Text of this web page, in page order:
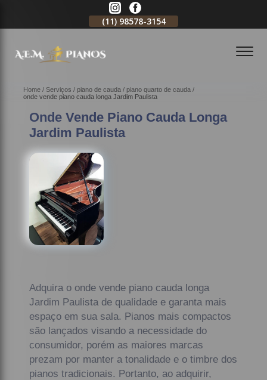
(11) 98578-3154
Home Serviços piano de cauda
piano quarto de cauda
onde vende piano cauda longa Jardim Paulista
Onde Vende Piano Cauda Longa
Jardim Paulista
Adquira o onde vende piano cauda longa
Jardim Paulista de qualidade e garanta mais
espaço em sua sala. Pianos mais compactos
são lançados visando a necessidade do
consumidor, porém as maiores marcas
prezam por manter a tonalidade e o timbre dos
pianos tradicionais. Portanto, ao adquirir,